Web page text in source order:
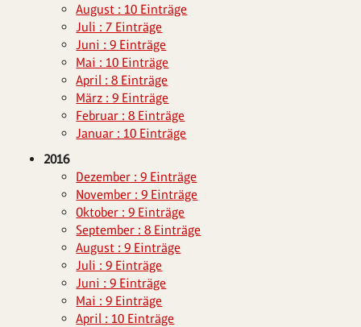
August : 10 Einträge
Juli : 7 Einträge
Juni : 9 Einträge
Mai : 10 Einträge
April : 8 Einträge
März : 9 Einträge
Februar : 8 Einträge
Januar : 10 Einträge
2016
Dezember : 9 Einträge
November : 9 Einträge
Oktober : 9 Einträge
September : 8 Einträge
August : 9 Einträge
Juli : 9 Einträge
Juni : 9 Einträge
Mai : 9 Einträge
April : 10 Einträge